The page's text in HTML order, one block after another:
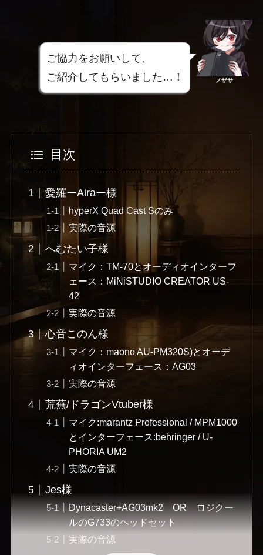
ご協力をお願いして、
ご紹介してもらいました…！
ノザサ
目次
愛羅ーAiraー様
hyperX Quad Cast Sのみ
実際の音源
へむたい子様
マイク：TM-70とオーディオインターフ
ェース：MiNiSTUDIO CREATOR US-
42
実際の音源
心音このん様
マイク：maono AU-PM320S)とオーデ
ィオインターフェース：AG03
実際の音源
荒蕪/ドラゴンVtuber様
マイク:marantz Professional / MPM1000
とインターフェース:behringer / U-
PHORIA UM2
実際の音源
Jes様
Dynacaster+AG03mk2 OR ロジクー
ルのG733のヘッドセット
実際の音源